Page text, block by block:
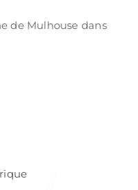
de Mulhouse dans